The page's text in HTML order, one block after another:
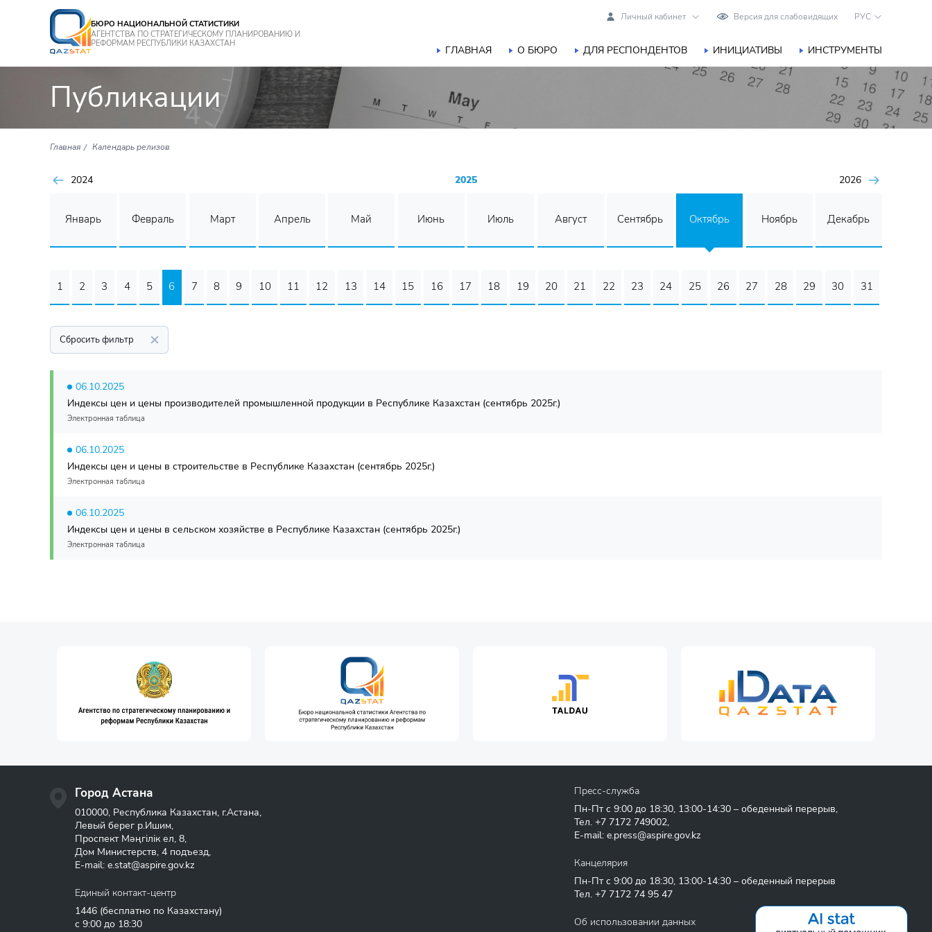
БЮРО НАЦИОНАЛЬНОЙ СТАТИСТИКИ
АГЕНТСТВА ПО СТРАТЕГИЧЕСКОМУ ПЛАНИРОВАНИЮ И
РЕФОРМАМ РЕСПУБЛИКИ КАЗАХСТАН
Личный кабинет Версия для слабовидящих РУС
ГЛАВНАЯ О БЮРО ДЛЯ РЕСПОНДЕНТОВ ИНИЦИАТИВЫ ИНСТРУМЕНТЫ
Публикации
Главная Календарь релизов
2024 2025 2026
Январь Февраль Март Апрель Май Июнь Июль Август Сентябрь Октябрь Ноябрь Декабрь
1 2 3 4 5 6 7 8 9 10 11 12 13 14 15 16 17 18 19 20 21 22 23 24 25 26 27 28 29 30 31
Сбросить фильтр
06.10.2025
Индексы цен и цены производителей промышленной продукции в Республике Казахстан (сентябрь 2025г.)
Электронная таблица
06.10.2025
Индексы цен и цены в строительстве в Республике Казахстан (сентябрь 2025г.)
Электронная таблица
06.10.2025
Индексы цен и цены в сельском хозяйстве в Республике Казахстан (сентябрь 2025г.)
Электронная таблица
Город Астана
010000, Республика Казахстан, г.Астана,
Левый берег р.Ишим,
Проспект Мәңгілік ел, 8,
Дом Министерств, 4 подъезд,
E-mail: e.stat@aspire.gov.kz
Единый контакт-центр
1446 (бесплатно по Казахстану)
с 9:00 до 18:30
Пресс-служба
Пн-Пт с 9:00 до 18:30, 13:00-14:30 – обеденный перерыв,
Тел. +7 7172 749002,
E-mail: e.press@aspire.gov.kz
Канцелярия
Пн-Пт с 9:00 до 18:30, 13:00-14:30 – обеденный перерыв
Тел. +7 7172 74 95 47
Об использовании данных